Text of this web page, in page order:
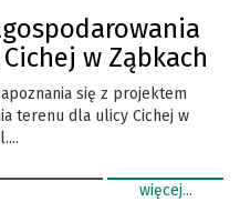
w Ząbkach
się z projektem
terenu dla ulicy Cichej w
więcej...